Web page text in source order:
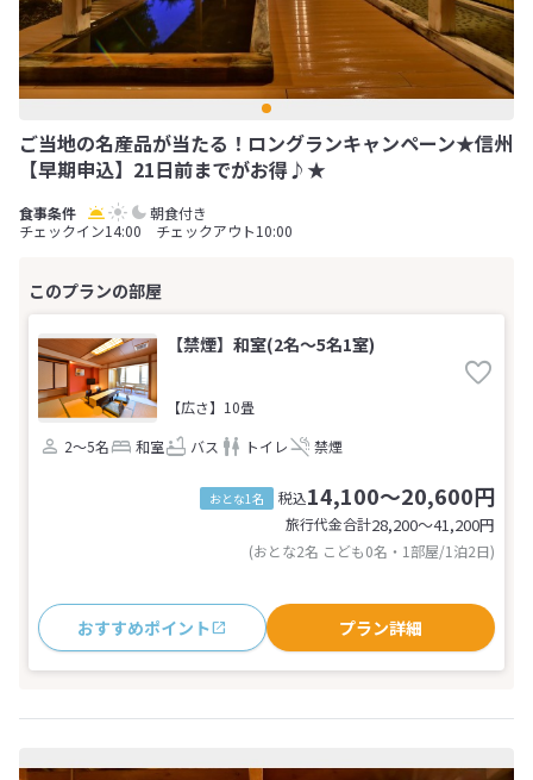
ご当地の名産品が当たる！ロングランキャンペーン★信州
【早期申込】21日前までがお得♪★
朝食付き
チェックイン14:00 チェックアウト10:00
【禁煙】和室(2名～5名1室)
【広さ】10畳
2～5名
和室 バス トイレ 禁煙
おとな1名 税込14,100～20,600円
旅行代金合計28,200〜41,200円
(おとな2名 こども0名・1部屋/1泊2日)
おすすめポイント プラン詳細